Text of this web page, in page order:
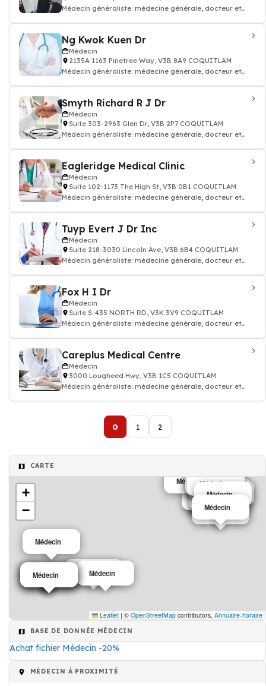
Médecin généraliste: médecine générale, docteur et
Ng Kwok Kuen Dr
Médecin
2135A 1163 Pinetree Way, V3B 8A9 COQUITLAM
Médecin généraliste: médecine générale, docteur et
Smyth Richard R J Dr
Médecin
Suite 303-2963 Glen Dr, V3B 2P7 COQUITLAM
Médecin généraliste: médecine générale, docteur et
Eagleridge Medical Clinic
Médecin
Suite 102-1173 The High St, V3B 0B1 COQUITLAM
Médecin généraliste: médecine générale, docteur et
Tuyp Evert J Dr Inc
Médecin
Suite 218-3030 Lincoln Ave, V3B 6B4 COQUITLAM
Médecin généraliste: médecine générale, docteur et
Fox H I Dr
Médecin
Suite S-435 NORTH RD, V3K 3V9 COQUITLAM
Médecin généraliste: médecine générale, docteur et
Careplus Medical Centre
Médecin
3000 Lougheed Hwy, V3B 1C5 COQUITLAM
Médecin généraliste: médecine générale, docteur et
0 1 2
CARTE
Médecin
Médecin
Médecin
Médecin
Médecin
Médecin
Médecin
Médecin
Médecin
Médecin
Médecin
Médecin
Médecin
Médecin
Médecin
Médecin
Médecin
Médecin
+
−
Leaflet | © OpenStreetMap contributors, Annuaire-horaire
BASE DE DONNÉE MÉDECIN
Achat fichier Médecin -20%
MÉDECIN À PROXIMITÉ